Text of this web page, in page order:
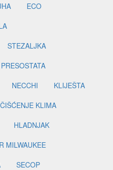
ECO
STEZALJKA
NECCHI
KLIJEŠTA
KLIMA
HLADNJAK
MILWAUKEE
SECOP